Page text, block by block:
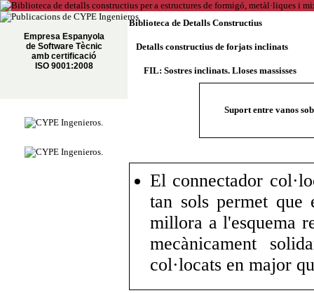
Empresa Espanyola
de Software Tècnic
amb certificació
ISO 9001:2008
Biblioteca de Detalls Constructius
Detalls constructius de forjats inclinats
FIL: Sostres inclinats. Lloses massisses
Suport entre vanos
El connectador
tan sols permet que
millora a l'esquema
mecànicament
col·locats en major